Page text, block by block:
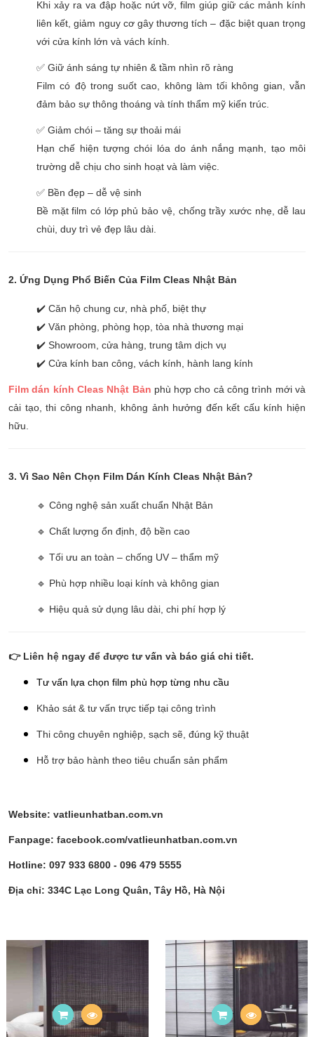
Khi xảy ra va đập hoặc nứt vỡ, film giúp giữ các mảnh kính
liên kết, giảm nguy cơ gây thương tích – đặc biệt quan trọng
với cửa kính lớn và vách kính.
✅ Giữ ánh sáng tự nhiên & tầm nhìn rõ ràng
Film có độ trong suốt cao, không làm tối không gian, vẫn
đảm bảo sự thông thoáng và tính thẩm mỹ kiến trúc.
✅ Giảm chói – tăng sự thoải mái
Hạn chế hiện tượng chói lóa do ánh nắng mạnh, tạo môi
trường dễ chịu cho sinh hoạt và làm việc.
✅ Bền đẹp – dễ vệ sinh
Bề mặt film có lớp phủ bảo vệ, chống trầy xước nhẹ, dễ lau
chùi, duy trì vẻ đẹp lâu dài.
2. Ứng Dụng Phổ Biến Của Film Cleas Nhật Bản
✔️ Căn hộ chung cư, nhà phố, biệt thự
✔️ Văn phòng, phòng họp, tòa nhà thương mại
✔️ Showroom, cửa hàng, trung tâm dịch vụ
✔️ Cửa kính ban công, vách kính, hành lang kính
Film dán kính Cleas Nhật Bản phù hợp cho cả công trình mới và
cải tạo, thi công nhanh, không ảnh hưởng đến kết cấu kính hiện
hữu.
3. Vì Sao Nên Chọn Film Dán Kính Cleas Nhật Bản?
🔹 Công nghệ sản xuất chuẩn Nhật Bản
🔹 Chất lượng ổn định, độ bền cao
🔹 Tối ưu an toàn – chống UV – thẩm mỹ
🔹 Phù hợp nhiều loại kính và không gian
🔹 Hiệu quả sử dụng lâu dài, chi phí hợp lý
👉 Liên hệ ngay để được tư vấn và báo giá chi tiết.
Tư vấn lựa chọn film phù hợp từng nhu cầu
Khảo sát & tư vấn trực tiếp tại công trình
Thi công chuyên nghiệp, sạch sẽ, đúng kỹ thuật
Hỗ trợ bảo hành theo tiêu chuẩn sản phẩm
Website: vatlieunhatban.com.vn
Fanpage: facebook.com/vatlieunhatban.com.vn
Hotline: 097 933 6800 - 096 479 5555
Địa chỉ: 334C Lạc Long Quân, Tây Hồ, Hà Nội